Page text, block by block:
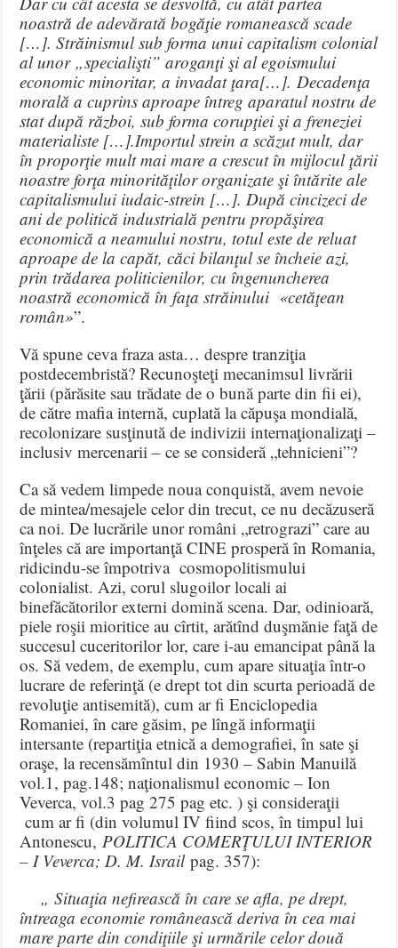
noastră de adevărată bogăţie romanească scade
[…]. Străinismul sub forma unui capitalism colonial
al unor „specialişti” aroganţi şi al egoismului
economic minoritar, a invadat ţara[…]. Decadenţa
morală a cuprins aproape întreg aparatul nostru de
stat după război, sub forma corupţiei şi a freneziei
materialiste […].Importul strein a scăzut mult, dar
în proporţie mult mai mare a crescut în mijlocul ţării
noastre forţa minorităţilor organizate şi întărite ale
capitalismului iudaic-strein […]. După cincizeci de
ani de politică industrială pentru propăşirea
economică a neamului nostru, totul este de reluat
aproape de la capăt, căci bilanţul se încheie azi,
prin trădarea politicienilor, cu îngenuncherea
noastră economică în faţa străinului «cetăţean
român»”.
Vă spune ceva fraza asta… despre tranziţia
postdecembristă? Recunoşteţi mecanimsul livrării
ţării (părăsite sau trădate de o bună parte din fii ei),
de către mafia internă, cuplată la căpuşa mondială,
recolonizare susţinută de indivizii internaţionalizaţi –
inclusiv mercenarii – ce se consideră „tehnicieni”?
Ca să vedem limpede noua conquistă, avem nevoie
de mintea/mesajele celor din trecut, ce nu decăzuseră
ca noi. De lucrările unor români „retrograzi” care au
înţeles că are importanţă CINE prosperă în Romania,
ridicindu-se împotriva cosmopolitismului
colonialist. Azi, corul slugoilor locali ai
binefăcătorilor externi domină scena. Dar, odinioară,
piele roşii mioritice au cîrtit, arătînd duşmănie faţă de
succesul cuceritorilor lor, care i-au emancipat până la
os. Să vedem, de exemplu, cum apare situaţia într-o
lucrare de referinţă (e drept tot din scurta perioadă de
revoluţie antisemită), cum ar fi Enciclopedia
Romaniei, în care găsim, pe lîngă informaţii
intersante (repartiţia etnică a demografiei, în sate şi
oraşe, la recensămîntul din 1930 – Sabin Manuilă
vol.1, pag.148; naţionalismul economic – Ion
Veverca, vol.3 pag 275 pag etc. ) şi consideraţii
cum ar fi (din volumul IV fiind scos, în timpul lui
Antonescu, POLITICA COMERŢULUI INTERIOR
– I Veverca; D. M. Israilpag. 357):
„ Situaţia nefirească în care se afla, pe drept,
întreaga economie românească deriva în cea mai
mare parte din condiţiile şi urmările celor două